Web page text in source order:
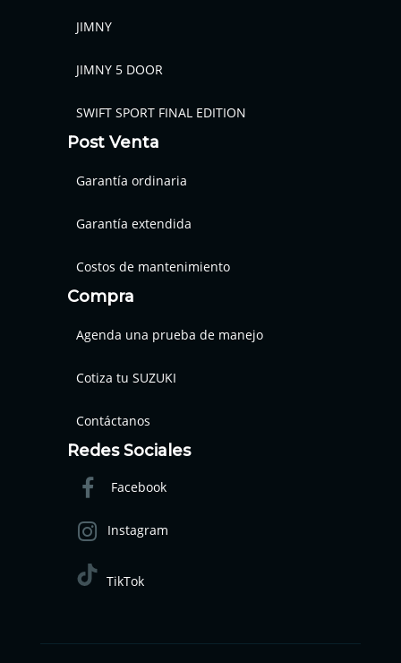
JIMNY
JIMNY 5 DOOR
SWIFT SPORT FINAL EDITION
Post Venta
Garantía ordinaria
Garantía extendida
Costos de mantenimiento
Compra
Agenda una prueba de manejo
Cotiza tu SUZUKI
Contáctanos
Redes Sociales
Facebook
Instagram
TikTok